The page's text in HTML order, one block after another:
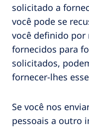
solicitado a
você pode se
você definido por
fornecidos para
solicitados,
fornecer-lhes
Se você nos
pessoais a outro